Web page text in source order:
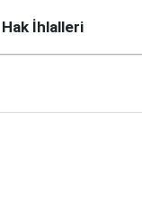
Hak İhlalleri